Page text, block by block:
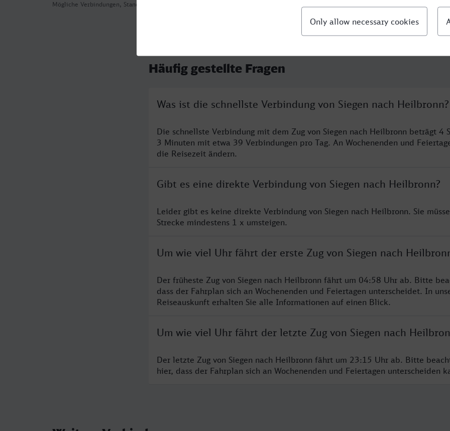
Mögliche Verbindungen, Stand: 2026-08-05 02:46
Häufig gestellte Fragen
Was ist die schnellste Verbindung von Siegen nach Heilbronn?
Die schnellste Verbindung mit dem Zug von Siegen nach Heilbronn beträgt 4
3 Minuten mit etwa 39 Verbindungen pro Tag. An Wochenenden und
die Reisezeit ändern.
Gibt es eine direkte Verbindung von Siegen nach Heilbronn?
Leider gibt es keine direkte Verbindung von Siegen nach Heilbronn. Sie
Strecke mindestens 1 x umsteigen.
Um wie viel Uhr fährt der erste Zug von Siegen nach
Der früheste Zug von Siegen nach Heilbronn fährt um 04:58 Uhr ab. Bitte
dass der Fahrplan sich an Wochenenden und Feiertagen unterscheidet. In
Reiseauskunft erhalten Sie alle Informationen auf einen Blick.
Um wie viel Uhr fährt der letzte Zug von Siegen nach
Der letzte Zug von Siegen nach Heilbronn fährt um 23:15 Uhr ab. Bitte
hier, dass der Fahrplan sich an Wochenenden und Feiertagen unterscheiden